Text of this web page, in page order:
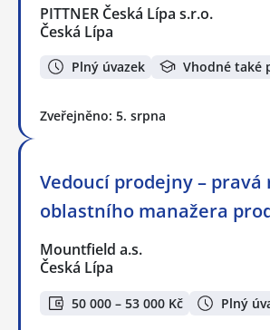
PITTNER Česká Lípa s.r.o.
Česká Lípa
Plný úvazek Vhodné také
Zveřejněno: 5. srpna
Vedoucí prodejny – pravá
oblastního manažera
Mountfield a.s.
Česká Lípa
50 000 – 53 000 Kč Plný